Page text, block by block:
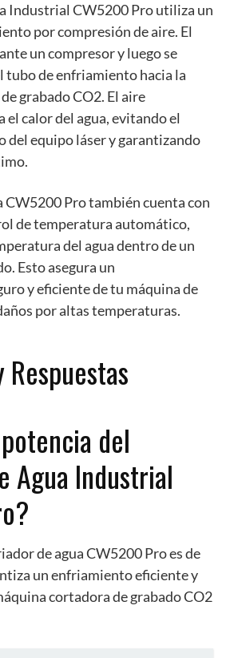
Industrial CW5200 Pro utiliza un
por compresión de aire. El
un compresor y luego se
tubo de enfriamiento hacia la
grabado CO2. El aire
calor del agua, evitando el
del equipo láser y garantizando
CW5200 Pro también cuenta con
de temperatura automático,
del agua dentro de un
Esto asegura un
y eficiente de tu máquina de
por altas temperaturas.
del
Agua Industrial
de agua CW5200 Pro es de
un enfriamiento eficiente y
cortadora de grabado CO2